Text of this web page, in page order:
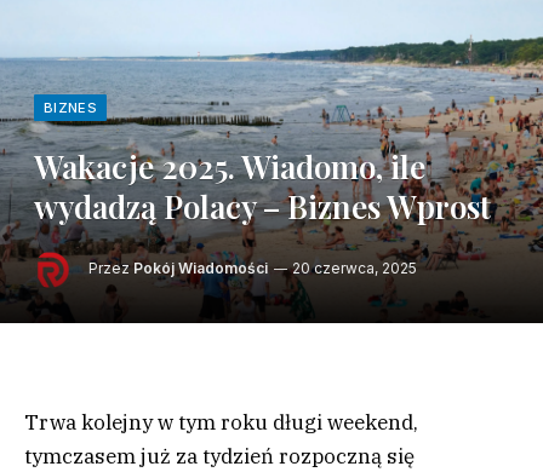
BIZNES
Wakacje 2025. Wiadomo, ile
wydadzą Polacy – Biznes Wprost
Przez Pokój Wiadomości 20 czerwca, 2025
Trwa kolejny w tym roku długi weekend,
tymczasem już za tydzień rozpoczną się